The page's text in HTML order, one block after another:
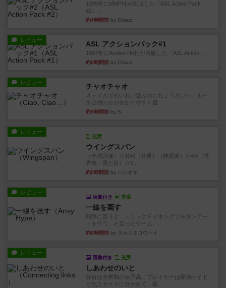
1999年にMMP社が出版した『ASL Action Pack
#2』...
約4時間前 by Chaco
レビュー ASL アクションパック#1
1997年にAvalon Hill社が出版した『ASL Action ...
約5時間前 by Chaco
レビュー チャオチャオ
３～４人でわいわい遊ぶのにちょうどいい。ルー
ルは他の方が分かりやすく書...
約5時間前 by S
レビュー
充実
ウイングスパン
（全体評価）☆10/6（普通）（難易度）☆4/5（世
界観・見た目）☆5...
約5時間前 by ハシオキ
レビュー
画像付き 充実
一線を画す
簡単に言うと、トリックテイキングでモダンアー
トを行う、と言ったゲーム。...
約6時間前 by タカミネコウヘイ
レビュー
画像付き 充実
しあわせのいと
舞台は全寮制の女子高。プレイヤーは探偵サイド
と犯人サイドに分かれて、探...